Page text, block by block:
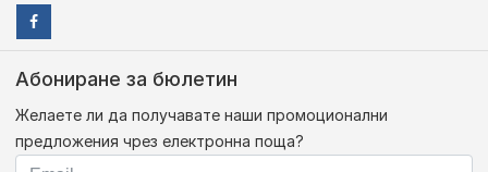
Абониране за бюлетин
Желаете ли да получавате наши промоционални
предложения чрез електронна поща?